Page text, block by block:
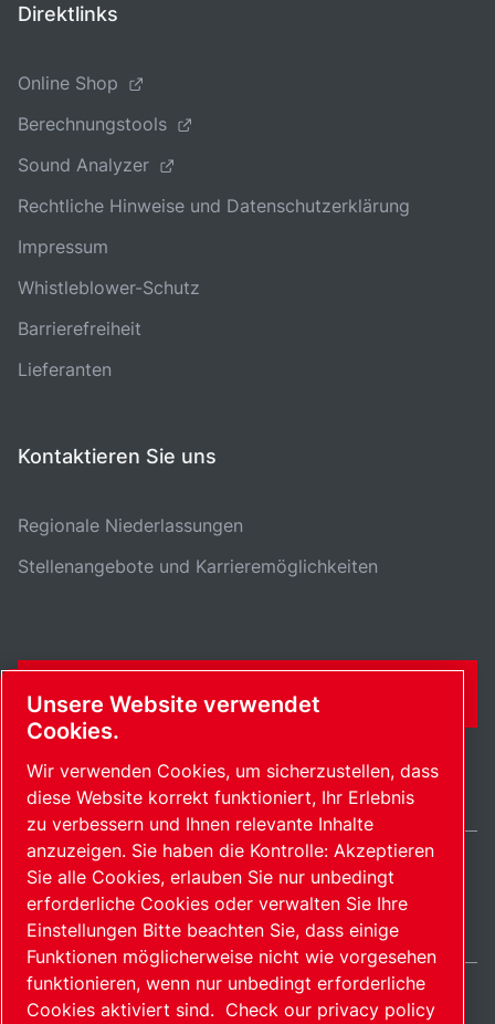
Direktlinks
Online Shop
Berechnungstools
Sound Analyzer
Rechtliche Hinweise und Datenschutzerklärung
Impressum
Whistleblower-Schutz
Barrierefreiheit
Lieferanten
Kontaktieren Sie uns
Regionale Niederlassungen
Stellenangebote und Karrieremöglichkeiten
KONTAKTFORMULAR
SitemapCookies verwalten© 2026 Copyright.
Switzerland / DE
Unsere Website verwendet
Cookies.
Wir verwenden Cookies, um sicherzustellen, dass
diese Website korrekt funktioniert, Ihr Erlebnis
zu verbessern und Ihnen relevante Inhalte
anzuzeigen. Sie haben die Kontrolle: Akzeptieren
Sie alle Cookies, erlauben Sie nur unbedingt
erforderliche Cookies oder verwalten Sie Ihre
Einstellungen Bitte beachten Sie, dass einige
Funktionen möglicherweise nicht wie vorgesehen
funktionieren, wenn nur unbedingt erforderliche
Cookies aktiviert sind. Check our privacy policy